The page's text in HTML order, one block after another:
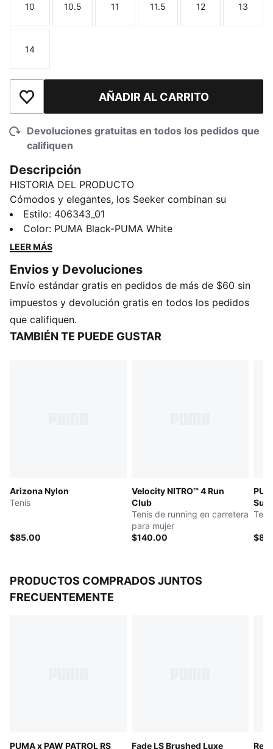
Talla
10
Talla
10.5
Talla
11
Talla
11.5
Talla
12
Talla
13
Talla
14
Añadir a la lista de deseosAÑADIR AL CARRITO
Devoluciones gratuitas en todos los pedidos que
califiquen
Descripción
HISTORIA DEL PRODUCTO
Cómodos y elegantes, los Seeker combinan su
entresuela EVA con talón de burbuja a un empeine
moderno y elegante que presenta una banda formstrip
de textura llamativa. Diseñados con una apariencia
un elemento imprescindible de tu rotación.
CARACTERÍSTICAS Y BENEFICIOS
SOFTFOAM+: Plantilla cómoda y fácil de poner,
diseñada con un talón extra grueso para proporcionar
una amortiguación suave
Estilo: 406343_01
Color: PUMA Black-PUMA White
LEER MÁS
Envios y Devoluciones
Envío estándar gratis en pedidos de más de $60 sin
impuestos y devolución gratis en todos los pedidos
que califiquen.
TAMBIÉN TE PUEDE GUSTAR
Arizona Nylon
Tenis
$85.00
Velocity NITRO™ 4 Run
Club
Tenis de running en carretera
para mujer
$140.00
PRODUCTOS COMPRADOS JUNTOS
FRECUENTEMENTE
PUMA x PAW PATROL RS Fade LS Brushed Luxe